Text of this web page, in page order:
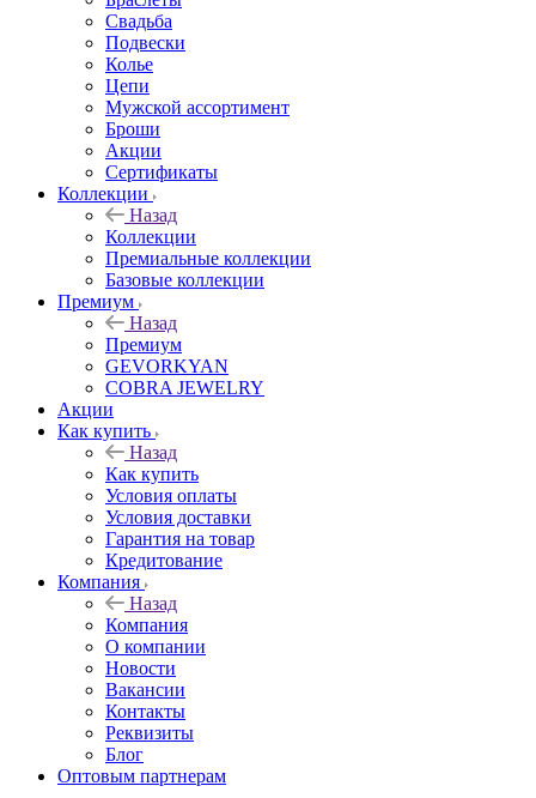
Свадьба
Подвески
Колье
Цепи
Мужской ассортимент
Броши
Акции
Сертификаты
Коллекции
Назад
Коллекции
Премиальные коллекции
Базовые коллекции
Премиум
Назад
Премиум
GEVORKYAN
COBRA JEWELRY
Акции
Как купить
Назад
Как купить
Условия оплаты
Условия доставки
Гарантия на товар
Кредитование
Компания
Назад
Компания
О компании
Новости
Вакансии
Контакты
Реквизиты
Блог
Оптовым партнерам